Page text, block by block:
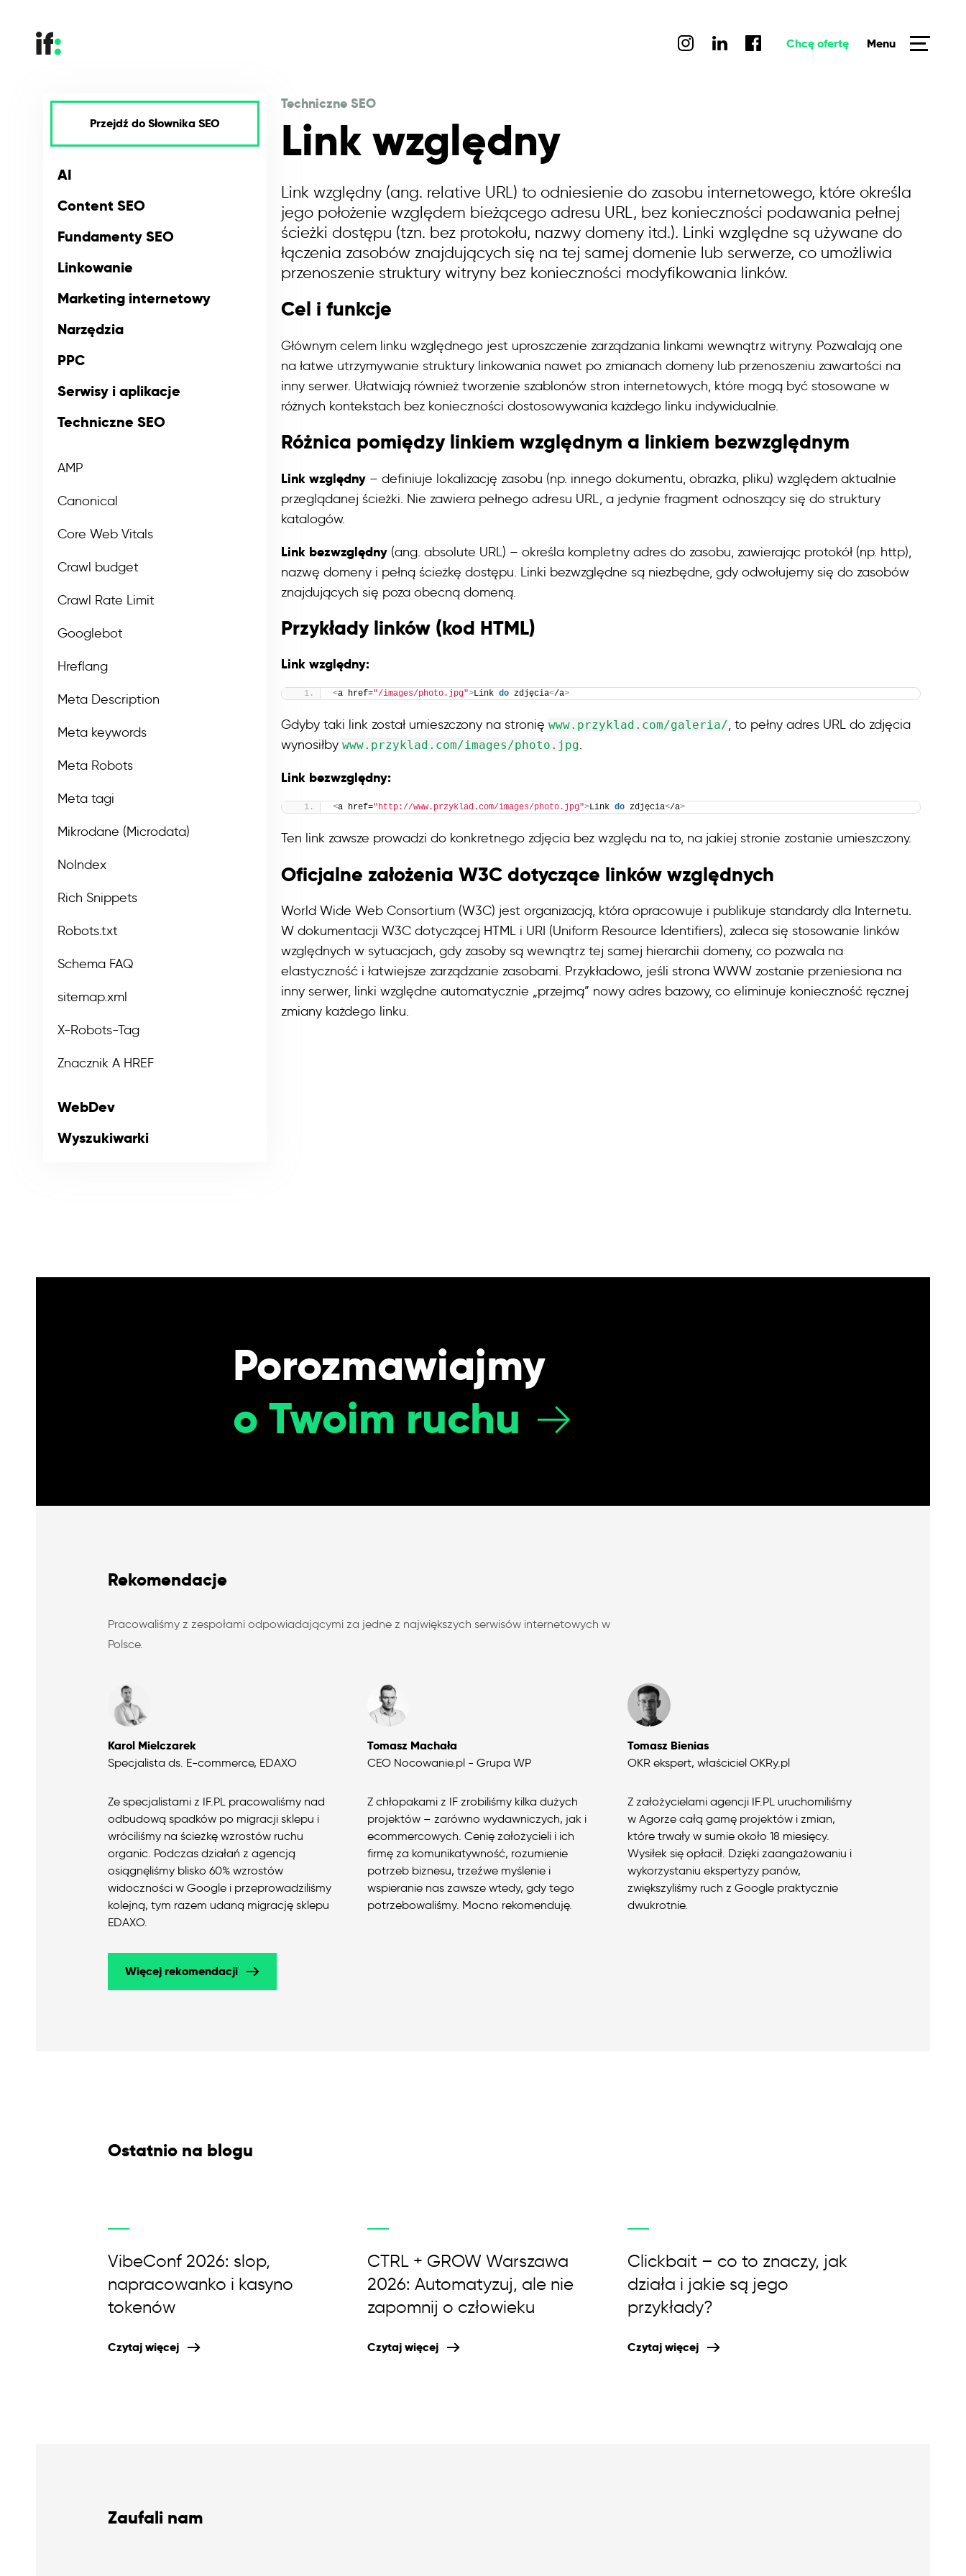
Chcę ofertę Menu
Przejdź do Słownika SEO
AI
Content SEO
Fundamenty SEO
Linkowanie
Marketing internetowy
Narzędzia
PPC
Serwisy i aplikacje
Techniczne SEO
AMP
Canonical
Core Web Vitals
Crawl budget
Crawl Rate Limit
Googlebot
Hreflang
Meta Description
Meta keywords
Meta Robots
Meta tagi
Mikrodane (Microdata)
NoIndex
Rich Snippets
Robots.txt
Schema FAQ
sitemap.xml
X-Robots-Tag
Znacznik A HREF
WebDev
Wyszukiwarki
Techniczne SEO
Link względny
Link względny (ang. relative URL) to odniesienie do zasobu internetowego, które określa
jego położenie względem bieżącego adresu URL, bez konieczności podawania pełnej
ścieżki dostępu (tzn. bez protokołu, nazwy domeny itd.). Linki względne są używane do
łączenia zasobów znajdujących się na tej samej domenie lub serwerze, co umożliwia
przenoszenie struktury witryny bez konieczności modyfikowania linków.
Cel i funkcje
Głównym celem linku względnego jest uproszczenie zarządzania linkami wewnątrz witryny. Pozwalają one
na łatwe utrzymywanie struktury linkowania nawet po zmianach domeny lub przenoszeniu zawartości na
inny serwer. Ułatwiają również tworzenie szablonów stron internetowych, które mogą być stosowane w
różnych kontekstach bez konieczności dostosowywania każdego linku indywidualnie.
Różnica pomiędzy linkiem względnym a linkiem bezwzględnym
Link względny – definiuje lokalizację zasobu (np. innego dokumentu, obrazka, pliku) względem aktualnie
przeglądanej ścieżki. Nie zawiera pełnego adresu URL, a jedynie fragment odnoszący się do struktury
katalogów.
Link bezwzględny (ang. absolute URL) – określa kompletny adres do zasobu, zawierając protokół (np. http),
nazwę domeny i pełną ścieżkę dostępu. Linki bezwzględne są niezbędne, gdy odwołujemy się do zasobów
znajdujących się poza obecną domeną.
Przykłady linków (kod HTML)
Link względny:
<a href="/images/photo.jpg">Link do zdjęcia</a>
Gdyby taki link został umieszczony na stronię www.przyklad.com/galeria/, to pełny adres URL do zdjęcia
wynosiłby www.przyklad.com/images/photo.jpg.
Link bezwzględny:
<a href="http://www.przyklad.com/images/photo.jpg">Link do zdjęcia</a>
Ten link zawsze prowadzi do konkretnego zdjęcia bez względu na to, na jakiej stronie zostanie umieszczony.
Oficjalne założenia W3C dotyczące linków względnych
World Wide Web Consortium (W3C) jest organizacją, która opracowuje i publikuje standardy dla Internetu.
W dokumentacji W3C dotyczącej HTML i URI (Uniform Resource Identifiers), zaleca się stosowanie linków
względnych w sytuacjach, gdy zasoby są wewnątrz tej samej hierarchii domeny, co pozwala na
elastyczność i łatwiejsze zarządzanie zasobami. Przykładowo, jeśli strona WWW zostanie przeniesiona na
inny serwer, linki względne automatycznie „przejmą” nowy adres bazowy, co eliminuje konieczność ręcznej
zmiany każdego linku.
Porozmawiajmy
o Twoim ruchu
Rekomendacje
Pracowaliśmy z zespołami odpowiadającymi za jedne z największych serwisów internetowych w
Polsce.
Karol Mielczarek
Specjalista ds. E-commerce, EDAXO
Ze specjalistami z IF.PL pracowaliśmy nad
odbudową spadków po migracji sklepu i
wróciliśmy na ścieżkę wzrostów ruchu
organic. Podczas działań z agencją
osiągnęliśmy blisko 60% wzrostów
widoczności w Google i przeprowadziliśmy
kolejną, tym razem udaną migrację sklepu
EDAXO.
Tomasz Machała
CEO Nocowanie.pl - Grupa WP
Z chłopakami z IF zrobiliśmy kilka dużych
projektów – zarówno wydawniczych, jak i
ecommercowych. Cenię założycieli i ich
firmę za komunikatywność, rozumienie
potrzeb biznesu, trzeźwe myślenie i
wspieranie nas zawsze wtedy, gdy tego
potrzebowaliśmy. Mocno rekomenduję.
Tomasz Bienias
OKR ekspert, właściciel OKRy.pl
Z założycielami agencji IF.PL uruchomiliśmy
w Agorze całą gamę projektów i zmian,
które trwały w sumie około 18 miesięcy.
Wysiłek się opłacił. Dzięki zaangażowaniu i
wykorzystaniu ekspertyzy panów,
zwiększyliśmy ruch z Google praktycznie
dwukrotnie.
Więcej rekomendacji
Ostatnio na blogu
VibeConf 2026: slop,
napracowanko i kasyno
tokenów
Czytaj więcej
CTRL + GROW Warszawa
2026: Automatyzuj, ale nie
zapomnij o człowieku
Czytaj więcej
Clickbait – co to znaczy, jak
działa i jakie są jego
przykłady?
Czytaj więcej
Zaufali nam